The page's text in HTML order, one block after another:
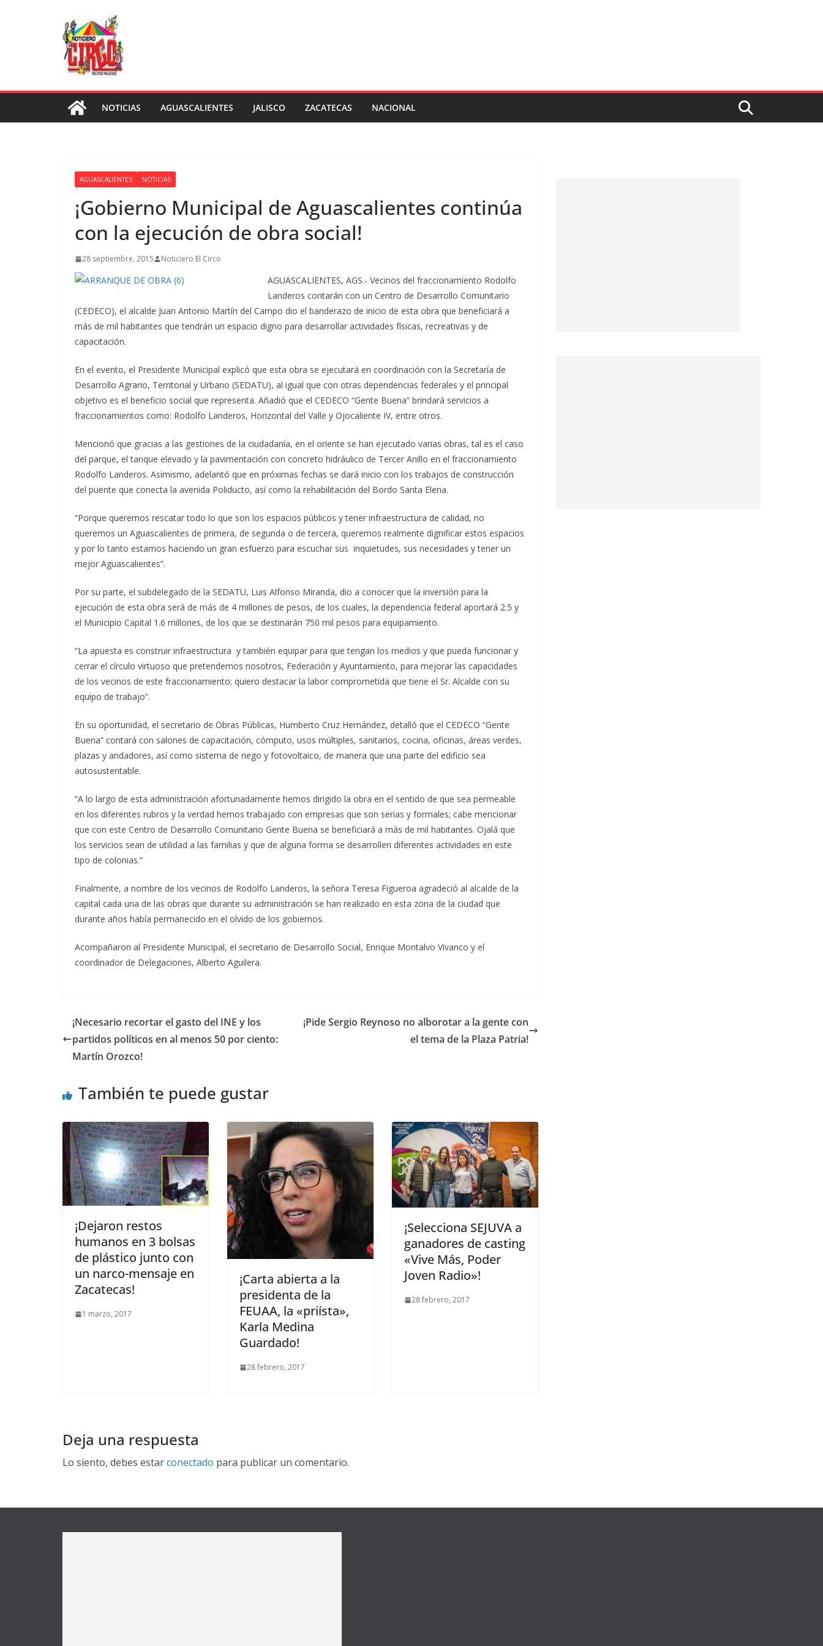
NOTICIAS AGUASCALIENTES JALISCO ZACATECAS NACIONAL
AGUASCALIENTES NOTICIAS
¡Gobierno Municipal de Aguascalientes continúa
con la ejecución de obra social!
28 septiembre, 2015 Noticiero El Circo
AGUASCALIENTES, AGS.- Vecinos del fraccionamiento Rodolfo
Landeros contarán con un Centro de Desarrollo Comunitario
(CEDECO), el alcalde Juan Antonio Martín del Campo dio el banderazo de inicio de esta obra que beneficiará a
más de mil habitantes que tendrán un espacio digno para desarrollar actividades físicas, recreativas y de
capacitación.
En el evento, el Presidente Municipal explicó que esta obra se ejecutará en coordinación con la Secretaría de
Desarrollo Agrario, Territorial y Urbano (SEDATU), al igual que con otras dependencias federales y el principal
objetivo es el beneficio social que representa. Añadió que el CEDECO “Gente Buena” brindará servicios a
fraccionamientos como: Rodolfo Landeros, Horizontal del Valle y Ojocaliente IV, entre otros.
Mencionó que gracias a las gestiones de la ciudadanía, en el oriente se han ejecutado varias obras, tal es el caso
del parque, el tanque elevado y la pavimentación con concreto hidráulico de Tercer Anillo en el fraccionamiento
Rodolfo Landeros. Asimismo, adelantó que en próximas fechas se dará inicio con los trabajos de construcción
del puente que conecta la avenida Poliducto, así como la rehabilitación del Bordo Santa Elena.
“Porque queremos rescatar todo lo que son los espacios públicos y tener infraestructura de calidad, no
queremos un Aguascalientes de primera, de segunda o de tercera, queremos realmente dignificar estos espacios
y por lo tanto estamos haciendo un gran esfuerzo para escuchar sus inquietudes, sus necesidades y tener un
mejor Aguascalientes”.
Por su parte, el subdelegado de la SEDATU, Luis Alfonso Miranda, dio a conocer que la inversión para la
ejecución de esta obra será de más de 4 millones de pesos, de los cuales, la dependencia federal aportará 2.5 y
el Municipio Capital 1.6 millones, de los que se destinarán 750 mil pesos para equipamiento.
“La apuesta es construir infraestructura y también equipar para que tengan los medios y que pueda funcionar y
cerrar el círculo virtuoso que pretendemos nosotros, Federación y Ayuntamiento, para mejorar las capacidades
de los vecinos de este fraccionamiento; quiero destacar la labor comprometida que tiene el Sr. Alcalde con su
equipo de trabajo”.
En su oportunidad, el secretario de Obras Públicas, Humberto Cruz Hernández, detalló que el CEDECO “Gente
Buena” contará con salones de capacitación, cómputo, usos múltiples, sanitarios, cocina, oficinas, áreas verdes,
plazas y andadores, así como sistema de riego y fotovoltaico, de manera que una parte del edificio sea
autosustentable.
“A lo largo de esta administración afortunadamente hemos dirigido la obra en el sentido de que sea permeable
en los diferentes rubros y la verdad hemos trabajado con empresas que son serias y formales; cabe mencionar
que con este Centro de Desarrollo Comunitario Gente Buena se beneficiará a más de mil habitantes. Ojalá que
los servicios sean de utilidad a las familias y que de alguna forma se desarrollen diferentes actividades en este
tipo de colonias.”
Finalmente, a nombre de los vecinos de Rodolfo Landeros, la señora Teresa Figueroa agradeció al alcalde de la
capital cada una de las obras que durante su administración se han realizado en esta zona de la ciudad que
durante años había permanecido en el olvido de los gobiernos.
Acompañaron al Presidente Municipal, el secretario de Desarrollo Social, Enrique Montalvo Vivanco y el
coordinador de Delegaciones, Alberto Aguilera.
¡Necesario recortar el gasto del INE y los
partidos políticos en al menos 50 por ciento:
Martín Orozco!
¡Pide Sergio Reynoso no alborotar a la gente con
el tema de la Plaza Patria!
También te puede gustar
¡Dejaron restos
humanos en 3 bolsas
de plástico junto con
un narco-mensaje en
Zacatecas!
1 marzo, 2017
¡Carta abierta a la
presidenta de la
FEUAA, la «priísta»,
Karla Medina
Guardado!
28 febrero, 2017
¡Selecciona SEJUVA a
ganadores de casting
«Vive Más, Poder
Joven Radio»!
28 febrero, 2017
Deja una respuesta
Lo siento, debes estarconectado para publicar un comentario.